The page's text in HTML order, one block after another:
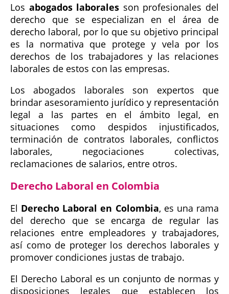
Los abogados laborales son profesionales del
derecho que se especializan en el área de
derecho laboral, por lo que su objetivo principal
es la normativa que protege y vela por los
derechos de los trabajadores y las relaciones
laborales de estos con las empresas.
Los abogados laborales son expertos que
brindar asesoramiento jurídico y representación
legal a las partes en el ámbito legal, en
situaciones como despidos injustificados,
terminación de contratos laborales, conflictos
laborales, negociaciones colectivas,
reclamaciones de salarios, entre otros.
Derecho Laboral en Colombia
El Derecho Laboral en Colombia, es una rama
del derecho que se encarga de regular las
relaciones entre empleadores y trabajadores,
así como de proteger los derechos laborales y
promover condiciones justas de trabajo.
El Derecho Laboral es un conjunto de normas y
disposiciones legales que establecen los